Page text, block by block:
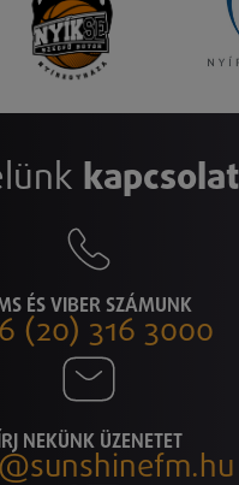
ÉS VIBER SZÁMUNK
(20) 316 3000
ÍRJ NEKÜNK ÜZENETET